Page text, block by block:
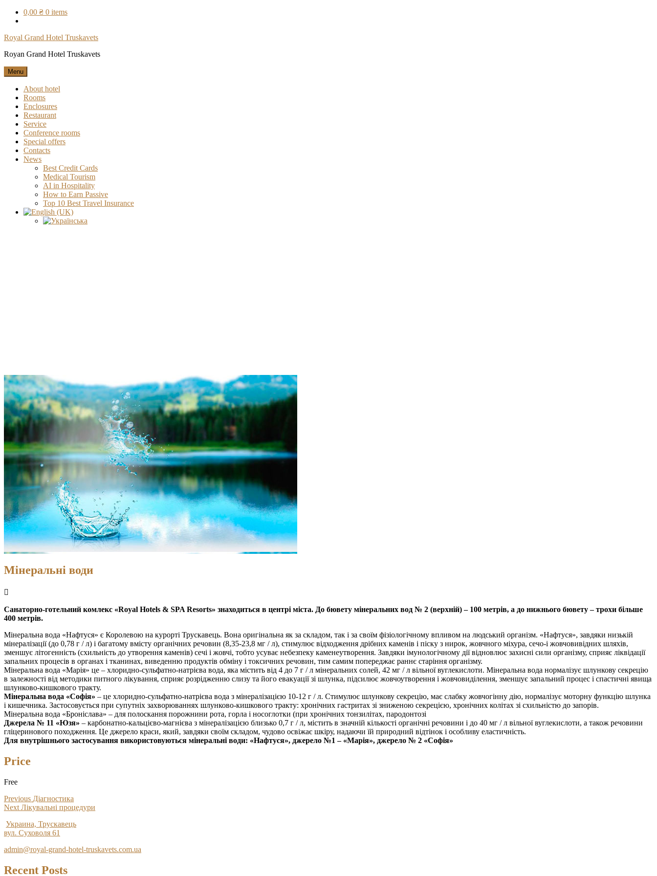
Skip
0,00 ₴ 0 items
Royal Grand Hotel Truskavets
Royan Grand Hotel Truskavets
Menu
About hotel
Rooms
Enclosures
Restaurant
Service
Conference rooms
Special offers
Contacts
News
Best Credit Cards
Medical Tourism
AI in Hospitality
How to Earn Passive
Top 10 Best Travel Insurance
Мінеральні води
Санаторно-готельний комлекс «Royal Hotels & SPA Resorts» знаходиться в центрі міста. До бювету мінеральних вод № 2 (верхній) – 100 метрів, а до нижнього бювету – трохи більше
400 метрів.
Мінеральна вода «Нафтуся» є Королевою на курорті Трускавець. Вона оригінальна як за складом, так і за своїм фізіологічному впливом на людський організм. «Нафтуся», завдяки низькій
мінералізації (до 0,78 г / л) і багатому вмісту органічних речовин (8,35-23,8 мг / л), стимулює відходження дрібних каменів і піску з нирок, жовчного міхура, сечо-і жовчовивідних шляхів,
зменшує літогенність (схильність до утворення каменів) сечі і жовчі, тобто усуває небезпеку каменеутворення. Завдяки імунологічному дії відновлює захисні сили організму, сприяє ліквідації
запальних процесів в органах і тканинах, виведенню продуктів обміну і токсичних речовин, тим самим попереджає раннє старіння організму.
Мінеральна вода «Марія» це – хлоридно-сульфатно-натрієва вода, яка містить від 4 до 7 г / л мінеральних солей, 42 мг / л вільної вуглекислоти. Мінеральна вода нормалізує шлункову секрецію
в залежності від методики питного лікування, сприяє розрідженню слизу та його евакуації зі шлунка, підсилює жовчоутворення і жовчовиділення, зменшує запальний процес і спастичні явища
шлунково-кишкового тракту.
Мінеральна вода «Софія» – це хлоридно-сульфатно-натрієва вода з мінералізацією 10-12 г / л. Стимулює шлункову секрецію, має слабку жовчогінну дію, нормалізує моторну функцію шлунка
і кишечника. Застосовується при супутніх захворюваннях шлунково-кишкового тракту: хронічних гастритах зі зниженою секрецією, хронічних колітах зі схильністю до запорів.
Мінеральна вода «Броніслава» – для полоскання порожнини рота, горла і носоглотки (при хронічних тонзилітах, пародонтозі
Джерела № 11 «Юзя» – карбонатно-кальцієво-магнієва з мінералізацією близько 0,7 г / л, містить в значній кількості органічні речовини і до 40 мг / л вільної вуглекислоти, а також речовини
гліцеринового походження. Це джерело краси, який, завдяки своїм складом, чудово освіжає шкіру, надаючи їй природний відтінок і особливу еластичність.
Для внутрішнього застосування використовуються мінеральні води: «Нафтуся», джерело №1 – «Марія», джерело № 2 «Софія»
Price
Free
Post
navigation
Previous Previous
post:
Діагностика
Next Next
Лікувальні процедури
Украина, Трускавець
вул. Суховоля 61
admin@royal-grand-hotel-truskavets.com.ua
Recent Posts